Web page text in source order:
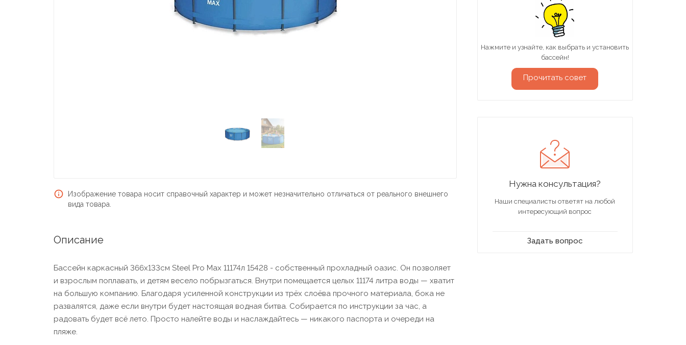
Изображение товара носит справочный характер и может незначительно отличаться от реального внешнего
вида товара.
Описание
Бассейн каркасный 366х133см Steel Pro Max 11174л 15428 - собственный прохладный оазис. Он позволяет
и взрослым поплавать, и детям весело побрызгаться. Внутри помещается целых 11174 литра воды — хватит
на большую компанию. Благодаря усиленной конструкции из трёх слоёва прочного материала, бока не
развалятся, даже если внутри будет настоящая водная битва. Собирается по инструкции за час, а
радовать будет всё лето. Просто налейте воды и наслаждайтесь — никакого паспорта и очереди на
пляже.
Нажмите и узнайте, как выбрать и установить
бассейн!
Прочитать совет
Нужна консультация?
Наши специалисты ответят на любой
интересующий вопрос
Задать вопрос